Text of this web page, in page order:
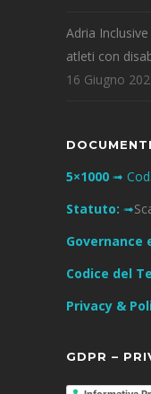
Adria
atleti con
16 Giugno
5×1000 ➟
Statuto: ➟
Governance
Codice del
Privacy &
GDPR –